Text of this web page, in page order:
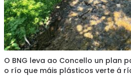
O BNG leva ao Concello un plan
o río que máis plásticos verte á